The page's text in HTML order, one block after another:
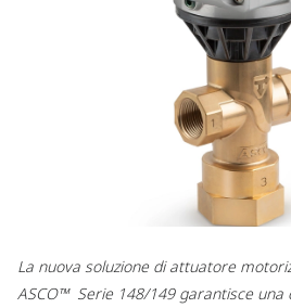
La nuova soluzione di attuatore
ASCO™ Serie 148/149 garantisce una